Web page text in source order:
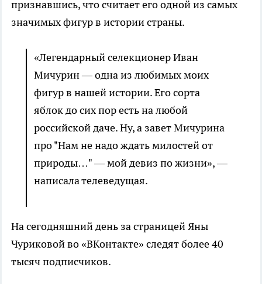
признавшись, что считает его одной из самых
значимых фигур в истории страны.
«Легендарный селекционер Иван
Мичурин — одна из любимых моих
фигур в нашей истории. Его сорта
яблок до сих пор есть на любой
российской даче. Ну, а завет Мичурина
про "Нам не надо ждать милостей от
природы…" — мой девиз по жизни», —
написала телеведущая.
На сегодняшний день за страницей Яны
Чуриковой во «ВКонтакте» следят более 40
тысяч подписчиков.